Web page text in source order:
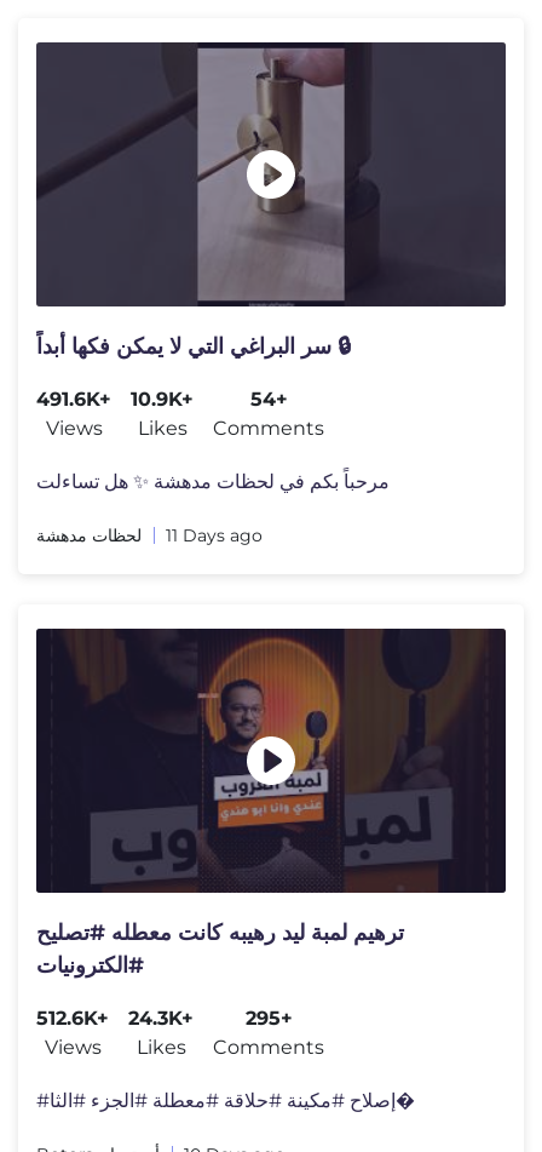
سر البراغي التي لا يمكن فكها أبداً 🔒
491.6K+
Views
10.9K+
Likes
54+
Comments
مرحباً بكم في لحظات مدهشة ✨ هل تساءلت
لحظات مدهشة 11 Days ago
ترهيم لمبة ليد رهيبه كانت معطله #تصليح
#الكترونيات
512.6K+
Views
24.3K+
Likes
295+
Comments
#إصلاح #مكينة #حلاقة #معطلة #الجزء #الثا�